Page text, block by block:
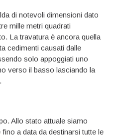
di notevoli dimensioni dato
mille metri quadrati
La travatura è ancora quella
cedimenti causati dalle
solo appoggiati uno
verso il basso lasciando la
Allo stato attuale siamo
a data da destinarsi tutte le